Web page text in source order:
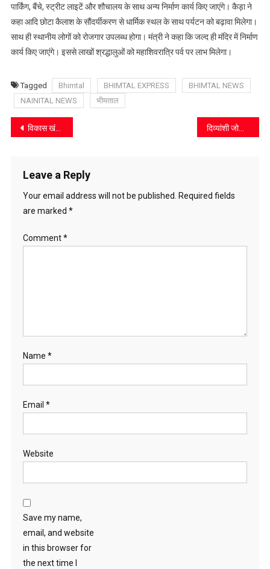
पार्किंग, बैंचे, स्ट्रीट लाइटें और शौचालय के साथ अन्य निर्माण कार्य किए जाएंगे। कैड़ा ने
कहा आदि छोटा कैलाश के सौंदर्यीकरण से धार्मिक स्थल के साथ पर्यटन को बढ़ावा मिलेगा।
साथ ही स्थानीय लोगों को रोजगार उपलब्ध होगा। मंत्री ने कहा कि जल्द ही मंदिर में निर्माण
कार्य किए जाएंगे। इससे लाखों श्रद्धालुओं को महाशिवरात्रि पर्व पर लाभ मिलेगा।
Tagged Bhimtal BHIMTAL EXPRESS
BHIMTAL NEWS
NAINITAL NEWS
भीमताल
Post
विकास खंड धारी के निरीक्षण पर सीडीओ सख्त, भालूगाड़ वाटरफॉल को और विकसित करने के निर्देश दिव्यांशी जोशी बनीं लेक्स इंटरनेशनल स्कूल की इंटर टॉपर
Leave a Reply
Your email address will not be published. Required fields
are marked *
Comment*
Name *
Email *
Website
Save my name,
email, and website
in this browser for
the next time I